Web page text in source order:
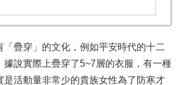
「疊穿」的文化，例如平安時代的十二
據說實際上疊穿了5~7層的衣服，有一種
是活動量非常少的貴族女性為了防寒才